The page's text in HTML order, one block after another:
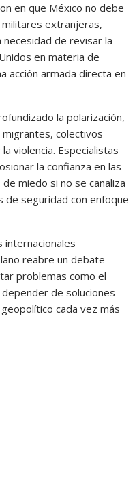
en que México no debe
extranjeras,
de revisar la
en materia de
acción armada directa en
la polarización,
colectivos
violencia. Especialistas
la confianza en las
miedo si no se canaliza
de seguridad con enfoque
internacionales
reabre un debate
problemas como el
de soluciones
cada vez más